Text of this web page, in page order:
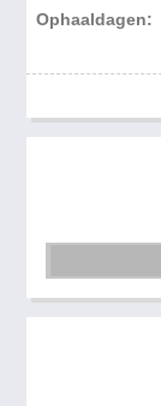
Ophaaldagen: